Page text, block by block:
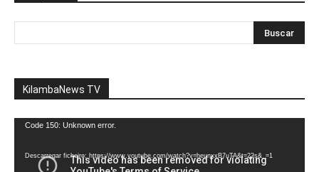
KilambaNews TV
Reprodutor
vídeo
Code 150: Unknown error.
Descarregar ficheiro: https://www.youtube.com/watch?v=heunxxB7uTA&t=22s&_=1